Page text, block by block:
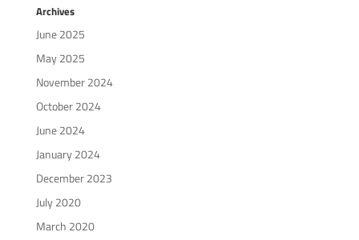
Archives
June 2025
May 2025
November 2024
October 2024
June 2024
January 2024
December 2023
July 2020
March 2020